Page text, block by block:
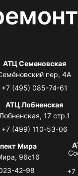
АТЦ Семеновская
пер, 4А
+7 (495) 085-74-61
АТЦ Лобненская
Лобненская, 17 стр.1
+7 (499) 110-53-06
Мира
96с16
42-98
+7